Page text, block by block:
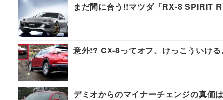
まだ間に合う!!マツダ「RX-8 SPIRIT
意外!? CX-8ってオフ、けっこういけ
デミオからのマイナーチェンジの真価